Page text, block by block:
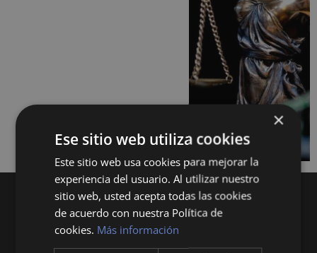
×
Ese sitio web utiliza cookies
Este sitio web usa cookies para mejorar la
experiencia del usuario. Al utilizar nuestro
sitio web, usted acepta todas las cookies
de acuerdo con nuestra Política de
cookies. Más información